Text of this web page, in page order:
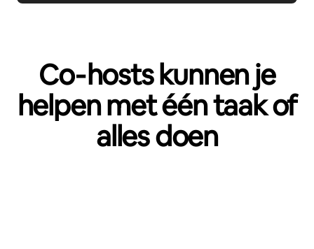
Co‑hosts kunnen je
helpen met één taak of
alles doen